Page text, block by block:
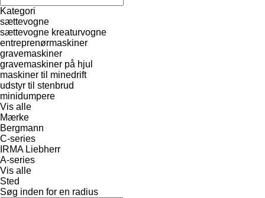
Kategori
sættevogne
sættevogne kreaturvogne
entreprenørmaskiner
gravemaskiner
gravemaskiner på hjul
maskiner til minedrift
udstyr til stenbrud
minidumpere
Vis alle
Mærke
Bergmann
C-series
IRMA Liebherr
A-series
Vis alle
Sted
Søg inden for en radius